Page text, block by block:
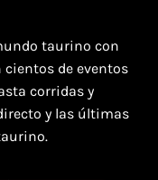
2026
taurino con
de eventos
corridas y
y las últimas